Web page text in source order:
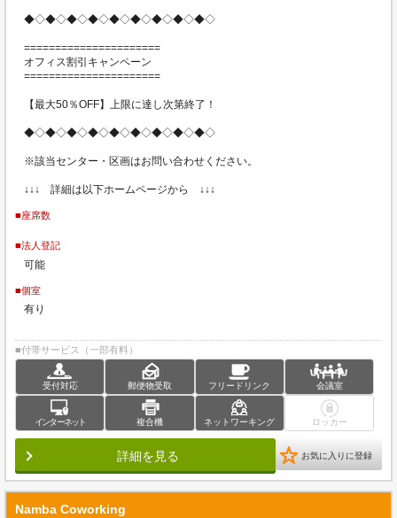
◆◇◆◇◆◇◆◇◆◇◆◇◆◇◆◇◆◇
======================
オフィス割引キャンペーン
======================
【最大50％OFF】上限に達し次第終了！
◆◇◆◇◆◇◆◇◆◇◆◇◆◇◆◇◆◇
※該当センター・区画はお問い合わせください。
↓↓↓ 詳細は以下ホームページから ↓↓↓
■座席数
■法人登記
可能
■個室
有り
■付帯サービス（一部有料）
受付対応 郵便物受取 フリードリンク 会議室
インターネット 複合機 ネットワーキング ロッカー
詳細を見る お気に入りに登録
Namba Coworking